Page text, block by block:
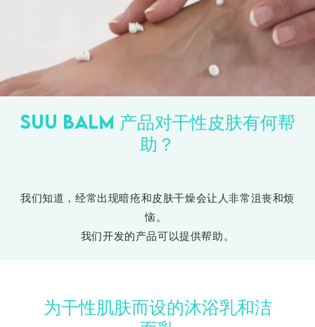
SUU BALM 产品对干性皮肤有何帮
助？
我们知道，经常出现暗疮和皮肤干燥会让人非常沮丧和烦
恼。
我们开发的产品可以提供帮助。
为干性肌肤而设的沐浴乳和洁